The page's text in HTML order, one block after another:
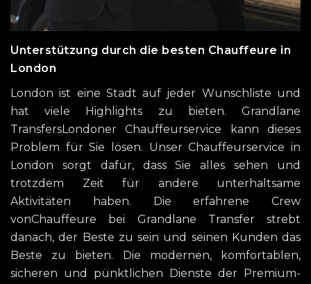
Unterstützung durch die besten Chauffeure in
London
London ist eine Stadt auf jeder Wunschliste und
hat viele Highlights zu bieten. Grandlane
TransfersLondoner Chauffeurservice kann dieses
Problem für Sie lösen. Unser Chauffeurservice in
London sorgt dafür, dass Sie alles sehen und
trotzdem Zeit für andere unterhaltsame
Aktivitäten haben. Die erfahrene Crew
vonChauffeure bei Grandlane Transfer strebt
danach, der Beste zu sein und seinen Kunden das
Beste zu bieten. Die modernen, komfortablen,
sicheren und pünktlichen Dienste der Premium-